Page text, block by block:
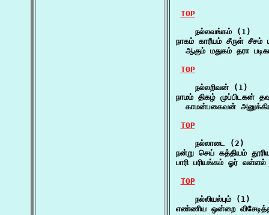
TOP
    நல்லவங்கம் (1)
நாகம் காரீயம் சீருள் சீசம்
ஆகும் மதுகம் தரா
TOP
    நல்லறிவன் (1)
நாமம் திகழ் முப்பிடகன்
காமன்பகைவன்
TOP
    நல்லாடை (2)
நன்று செய் கத்தியம்
பாரி பரியங்கம் ஓர்
TOP
    நல்லியல்பும் (1)
எண்ணிய ஒன்றை